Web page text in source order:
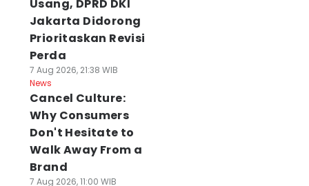
Usang, DPRD DKI
Jakarta Didorong
Prioritaskan Revisi
Perda
7 Aug 2026, 21:38 WIB
News
Cancel Culture:
Why Consumers
Don't Hesitate to
Walk Away From a
Brand
7 Aug 2026, 11:00 WIB